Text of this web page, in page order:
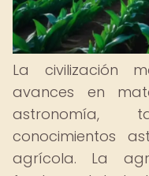
La civilización
avances en
astronomía,
conocimientos
agrícola. La